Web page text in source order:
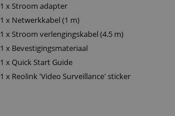
1 x Stroom adapter
1 x Netwerkkabel (1 m)
1 x Stroom verlengingskabel (4.5 m)
1 x Bevestigingsmateriaal
1 x Quick Start Guide
1 x Reolink 'Video Surveillance' sticker